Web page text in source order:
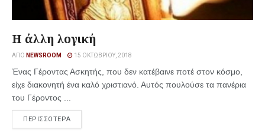
Η άλλη λογική
ΑΠΌ NEWSROOM 15 ΟΚΤΩΒΡΊΟΥ, 2018
Ένας Γέροντας Ασκητής, που δεν κατέβαινε ποτέ στον κόσμο,
είχε διακονητή ένα καλό χριστιανό. Αυτός πουλούσε τα πανέρια
του Γέροντος ...
ΠΕΡΙΣΣΟΤΕΡΑ